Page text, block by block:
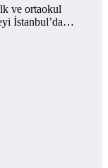
ve ortaokul
İstanbul’da…